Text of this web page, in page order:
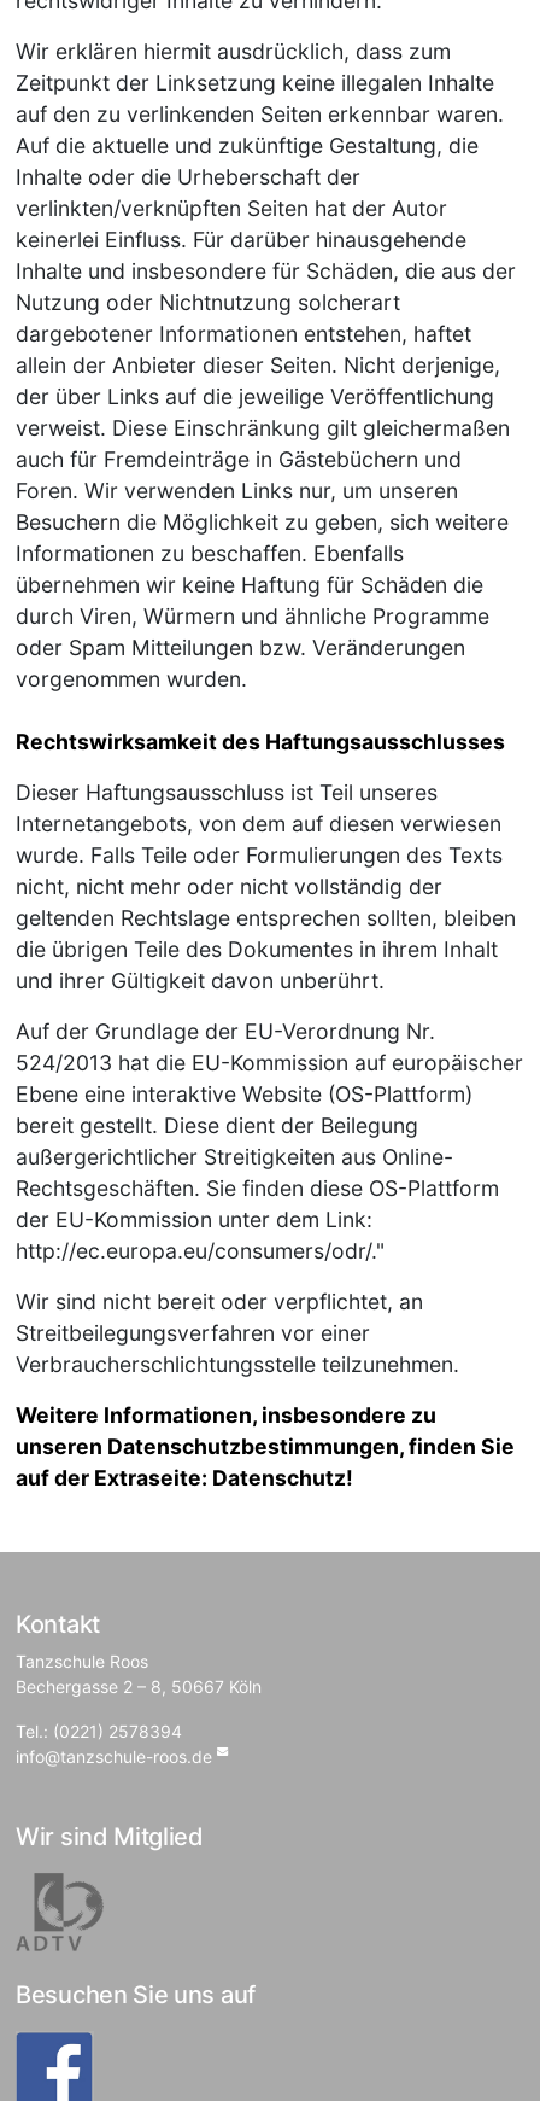
Wir erklären hiermit ausdrücklich, dass zum
Zeitpunkt der Linksetzung keine illegalen Inhalte
auf den zu verlinkenden Seiten erkennbar waren.
Auf die aktuelle und zukünftige Gestaltung, die
Inhalte oder die Urheberschaft der
verlinkten/verknüpften Seiten hat der Autor
keinerlei Einfluss. Für darüber hinausgehende
Inhalte und insbesondere für Schäden, die aus der
Nutzung oder Nichtnutzung solcherart
dargebotener Informationen entstehen, haftet
allein der Anbieter dieser Seiten. Nicht derjenige,
der über Links auf die jeweilige Veröffentlichung
verweist. Diese Einschränkung gilt gleichermaßen
auch für Fremdeinträge in Gästebüchern und
Foren. Wir verwenden Links nur, um unseren
Besuchern die Möglichkeit zu geben, sich weitere
Informationen zu beschaffen. Ebenfalls
übernehmen wir keine Haftung für Schäden die
durch Viren, Würmern und ähnliche Programme
oder Spam Mitteilungen bzw. Veränderungen
vorgenommen wurden.
Rechtswirksamkeit des Haftungsausschlusses
Dieser Haftungsausschluss ist Teil unseres
Internetangebots, von dem auf diesen verwiesen
wurde. Falls Teile oder Formulierungen des Texts
nicht, nicht mehr oder nicht vollständig der
geltenden Rechtslage entsprechen sollten, bleiben
die übrigen Teile des Dokumentes in ihrem Inhalt
und ihrer Gültigkeit davon unberührt.
Auf der Grundlage der EU-Verordnung Nr.
524/2013 hat die EU-Kommission auf europäischer
Ebene eine interaktive Website (OS-Plattform)
bereit gestellt. Diese dient der Beilegung
außergerichtlicher Streitigkeiten aus Online-
Rechtsgeschäften. Sie finden diese OS-Plattform
der EU-Kommission unter dem Link:
http://ec.europa.eu/consumers/odr/."
Wir sind nicht bereit oder verpflichtet, an
Streitbeilegungsverfahren vor einer
Verbraucherschlichtungsstelle teilzunehmen.
Weitere Informationen, insbesondere zu
unseren Datenschutzbestimmungen, finden Sie
auf der Extraseite: Datenschutz!
Kontakt
Tanzschule Roos
Bechergasse 2 – 8, 50667 Köln
Tel.: (0221) 2578394
info@tanzschule-roos.de
Wir sind Mitglied
Besuchen Sie uns auf